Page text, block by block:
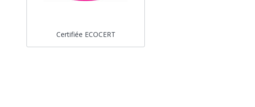
Certifiée ECOCERT